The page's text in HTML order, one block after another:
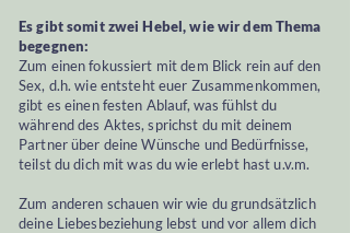
Es gibt somit zwei Hebel, wie wir dem Thema
begegnen:
Zum einen fokussiert mit dem Blick rein auf den
Sex, d.h. wie entsteht euer Zusammenkommen,
gibt es einen festen Ablauf, was fühlst du
während des Aktes, sprichst du mit deinem
Partner über deine Wünsche und Bedürfnisse,
teilst du dich mit was du wie erlebt hast u.v.m.
Zum anderen schauen wir wie du grundsätzlich
deine Liebesbeziehung lebst und vor allem dich